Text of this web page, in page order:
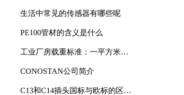
生活中常见的传感器有哪些呢
PE100管材的含义是什么
工业厂房载重标准：一平方米能
CONOSTAN公司简介
C13和C14插头国标与欧标的区别